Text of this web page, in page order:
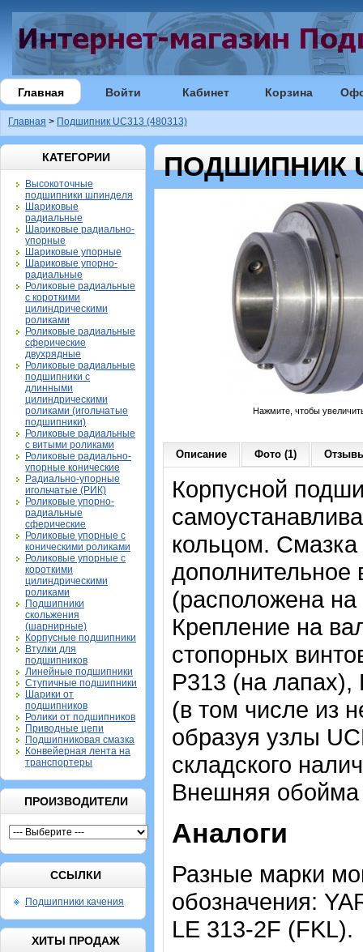
Главная Войти Кабинет Корзина
Главная > Подшипник UC313 (480313)
КАТЕГОРИИ
Высокоточные
подшипники шпинделя
Шариковые
радиальные
Шариковые радиально-
упорные
Шариковые упорные
Шариковые упорно-
радиальные
Роликовые радиальные
с короткими
цилиндрическими
роликами
Роликовые радиальные
сферические
двухрядные
Роликовые радиальные
подшипники с
длинными
цилиндрическими
роликами (игольчатые
подшипники)
Роликовые радиальные
с витыми роликами
Роликовые радиально-
упорные конические
Радиально-упорные
игольчатые (РИК)
Роликовые упорно-
радиальные
сферические
Роликовые упорные с
коническими роликами
Роликовые упорные с
короткими
цилиндрическими
роликами
Подшипники
скольжения
(шарнирные)
Корпусные подшипники
Втулки для
подшипников
Линейные подшипники
Ступичные подшипники
Шарики от
подшипников
Ролики от подшипников
Приводные цепи
Подшипниковая смазка
Конвейерная лента на
транспортеры
ПРОИЗВОДИТЕЛИ
ССЫЛКИ
Подшипники качения
ХИТЫ ПРОДАЖ
ПОДШИПНИК
Нажмите, чтобы
Описание Фото (1)
Корпусной
кольцом.
дополнительное
(расположена на
Крепление на
стопорных
P313 (на
(в том числе из
образуя узлы
складского
Внешняя обойма
Аналоги
Разные марки
обозначения:
LE 313-2F (FKL).